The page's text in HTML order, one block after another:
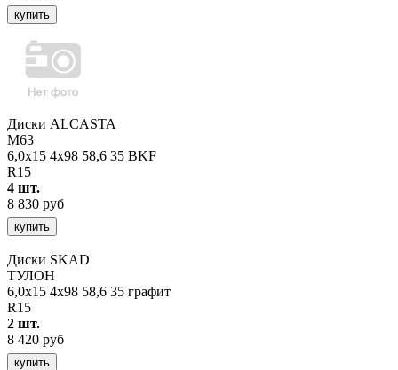
купить
Диски ALCASTA
M63
6,0x15 4x98 58,6 35 BKF
R15
4 шт.
8 830 руб
купить
Диски SKAD
ТУЛОН
6,0x15 4x98 58,6 35 графит
R15
2 шт.
8 420 руб
купить